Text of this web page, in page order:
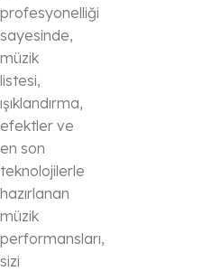
profesyonelliği
sayesinde,
müzik
listesi,
ışıklandırma,
efektler ve
en son
teknolojilerle
hazırlanan
müzik
performansları,
sizi